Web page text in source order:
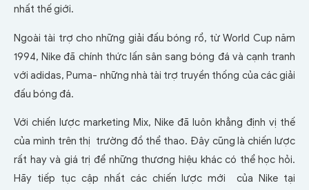
nhất thế giới.
Ngoài tài trợ cho những giải đấu bóng rổ, từ World Cup năm
1994, Nike đã chính thức lấn sân sang bóng đá và cạnh tranh
với adidas, Puma- những nhà tài trợ truyền thống của các giải
đấu bóng đá.
Với chiến lược marketing Mix, Nike đã luôn khẳng định vị thế
của mình trên thị trường đồ thể thao. Đây cũng là chiến lược
rất hay và giá trị để những thương hiệu khác có thể học hỏi.
Hãy tiếp tục cập nhất các chiến lược mới của Nike tại